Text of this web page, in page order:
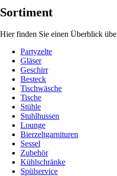
Sortiment
Hier finden Sie einen Überblick
Partyzelte
Gläser
Geschirr
Besteck
Tischwäsche
Tische
Stühle
Stuhlhussen
Lounge
Bierzeltgarnituren
Sessel
Zubehör
Kühlschränke
Spülservice